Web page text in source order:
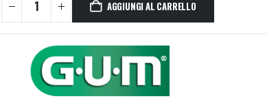
AGGIUNGI AL CARRELLO